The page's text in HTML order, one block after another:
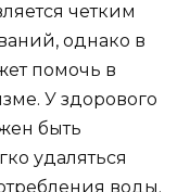
четким
однако в
помочь в
У здорового
быть
удаляться
воды.